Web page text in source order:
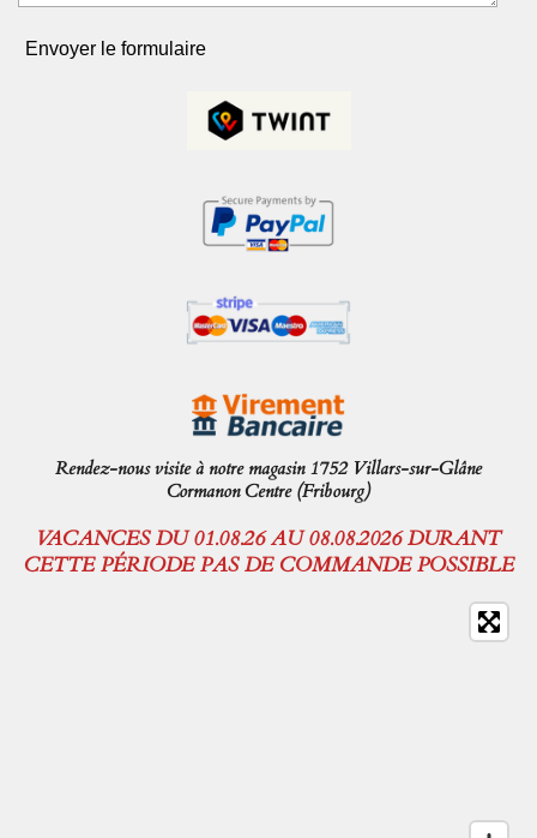
Envoyer le formulaire
Rendez-nous visite à notre magasin 1752 Villars-sur-Glâne
Cormanon Centre (Fribourg)
VACANCES DU 01.08.26 AU 08.08.2026 DURANT
CETTE PÉRIODE PAS DE COMMANDE POSSIBLE